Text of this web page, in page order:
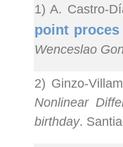
1) A. Castro-
point proces
Wenceslao
2) Ginzo-
Nonlinear
birthday.